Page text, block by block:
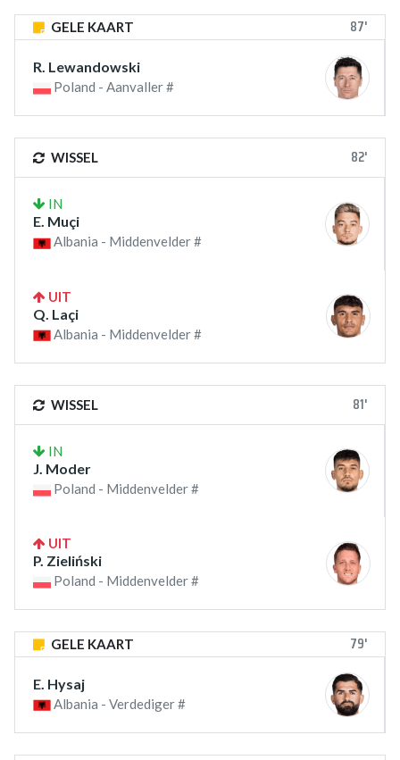
GELE KAART 87'
R. Lewandowski
Poland - Aanvaller #
WISSEL 82'
IN
E. Muçi
Albania - Middenvelder #
UIT
Q. Laçi
Albania - Middenvelder #
WISSEL 81'
IN
J. Moder
Poland - Middenvelder #
UIT
P. Zieliński
Poland - Middenvelder #
GELE KAART 79'
E. Hysaj
Albania - Verdediger #